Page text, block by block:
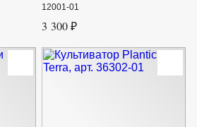
12001-01
3 300 ₽